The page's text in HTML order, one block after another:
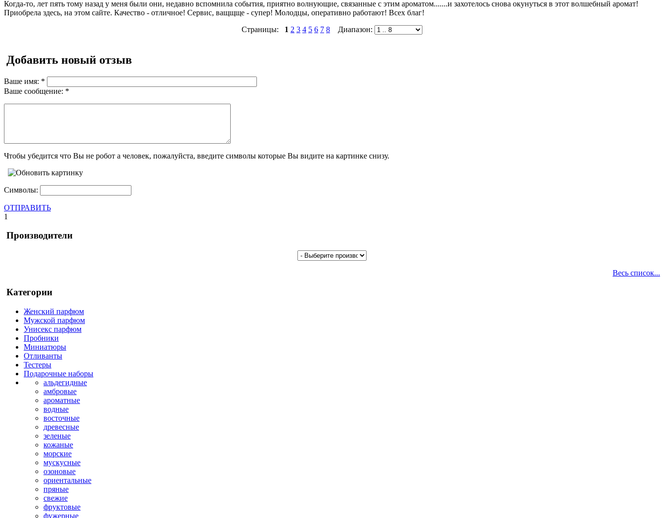
Когда-то, лет пять тому назад у меня были они, недавно вспомнила события, приятно волнующие, связанные с этим ароматом.......и захотелось снова окунуться в этот волшебный аромат!
Приобрела здесь, на этом сайте. Качество - отличное! Сервис, ващщще - супер! Молодцы, оперативно работают! Всех благ!
Страницы: 1 2 3 4 5 6 7 8 Диапазон:
Добавить новый отзыв
Ваше имя: *
Ваше сообщение: *
Чтобы убедится что Вы не робот а человек, пожалуйста, введите символы которые Вы видите на картинке снизу.
Символы:
ОТПРАВИТЬ
1
Производители
Весь список...
Категории
Женский парфюм
Мужской парфюм
Унисекс парфюм
Пробники
Миниатюры
Отливанты
Тестеры
Подарочные наборы
альдегидные
амбровые
ароматные
водные
восточные
древесные
зеленые
кожаные
морские
мускусные
озоновые
ориентальные
пряные
свежие
фруктовые
фужерные